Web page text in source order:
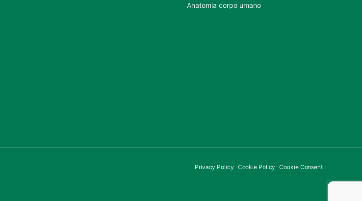
Anatomia corpo umano
Privacy Policy Cookie Policy Cookie Consent